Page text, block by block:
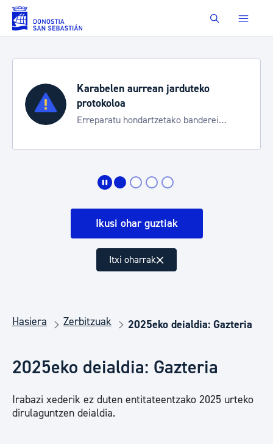
Eduki nagusira joan Buscar
Karabelen aurrean jarduteko
protokoloa
Erreparatu hondartzetako banderei
Ikusi ohar guztiak
Itxi oharrak
Hasiera Zerbitzuak 2025eko deialdia: Gazteria
2025eko deialdia: Gazteria
Irabazi xederik ez duten entitateentzako 2025 urteko
dirulaguntzen deialdia.